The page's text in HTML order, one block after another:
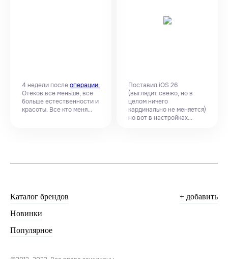
4 недели послеоперации.
Отеков все меньше, все
больше естественности и
красоты. Все кто меня...
Поставил iOS 26
(выглядит свежо, но в
целом ничего
кардинально не меняется)
но вот в настройках...
Каталог брендов
Новинки
Популярное
+ добавить